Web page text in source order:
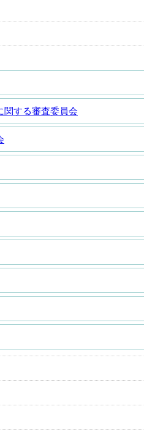
関する審査委員会